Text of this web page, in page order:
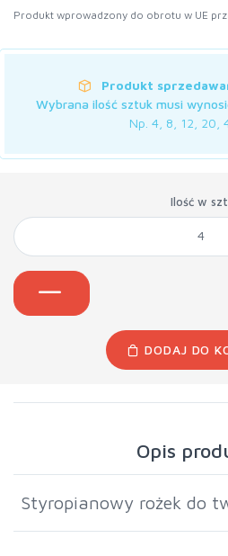
Produkt wprowadzony do obrotu w UE
Produkt
Wybrana ilość sztuk musi
Np. 4, 8, 12, 20,
Ilość w
DODAJ DO
Opis
Styropianowy rożek do